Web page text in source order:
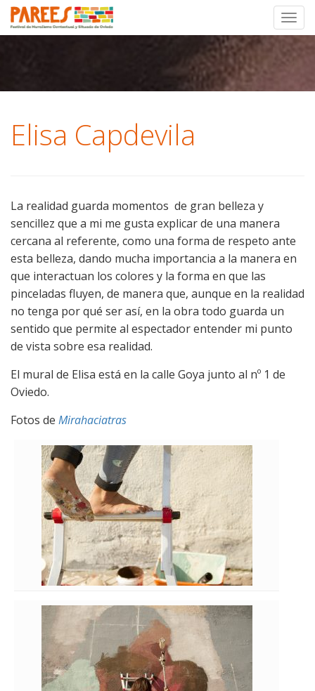
Elisa Capdevila
La realidad guarda momentos de gran belleza y
sencillez que a mi me gusta explicar de una manera
cercana al referente, como una forma de respeto ante
esta belleza, dando mucha importancia a la manera en
que interactuan los colores y la forma en que las
pinceladas fluyen, de manera que, aunque en la realidad
no tenga por qué ser así, en la obra todo guarda un
sentido que permite al espectador entender mi punto
de vista sobre esa realidad.
El mural de Elisa está en la calle Goya junto al nº 1 de
Oviedo.
Fotos de Mirahaciatras